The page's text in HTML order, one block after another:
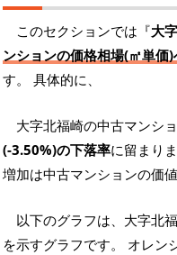
このセクションでは『大
ンションの価格相場(㎡単価
す。 具体的に、
大字北福崎の中古マンショ
(-3.50%)の下落率に留まり
増加は中古マンションの価
以下のグラフは、大字北
を示すグラフです。 オレン